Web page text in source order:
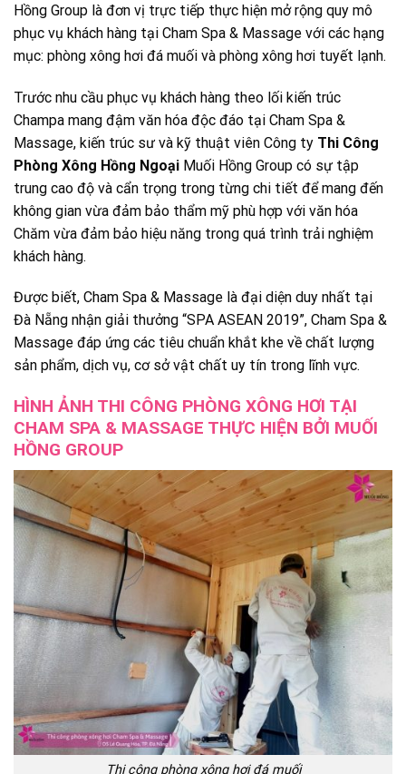
Hồng Group là đơn vị trực tiếp thực hiện mở rộng quy mô
phục vụ khách hàng tại Cham Spa & Massage với các hạng
mục: phòng xông hơi đá muối và phòng xông hơi tuyết lạnh.
Trước nhu cầu phục vụ khách hàng theo lối kiến trúc
Champa mang đậm văn hóa độc đáo tại Cham Spa &
Massage, kiến trúc sư và kỹ thuật viên Công ty Thi Công
Phòng Xông Hồng Ngoại Muối Hồng Group có sự tập
trung cao độ và cẩn trọng trong từng chi tiết để mang đến
không gian vừa đảm bảo thẩm mỹ phù hợp với văn hóa
Chăm vừa đảm bảo hiệu năng trong quá trình trải nghiệm
khách hàng.
Được biết, Cham Spa & Massage là đại diện duy nhất tại
Đà Nẵng nhận giải thưởng “SPA ASEAN 2019”, Cham Spa &
Massage đáp ứng các tiêu chuẩn khắt khe về chất lượng
sản phẩm, dịch vụ, cơ sở vật chất uy tín trong lĩnh vực.
HÌNH ẢNH THI CÔNG PHÒNG XÔNG HƠI TẠI
CHAM SPA & MASSAGE THỰC HIỆN BỞI MUỐI
HỒNG GROUP
Thi công phòng xông hơi đá muối